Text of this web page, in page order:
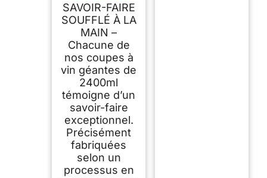
pour célébrations et
rassemblements,
38,1 cm de haut et
11,4 cm de bouche
Design italien en
cristal à grande
capacité, élégant
verrerie
SAVOIR-FAIRE
SOUFFLÉ À LA
MAIN –
Chacune de
nos coupes à
vin géantes de
2400ml
témoigne d’un
savoir-faire
exceptionnel.
Précisément
fabriquées
selon un
processus en